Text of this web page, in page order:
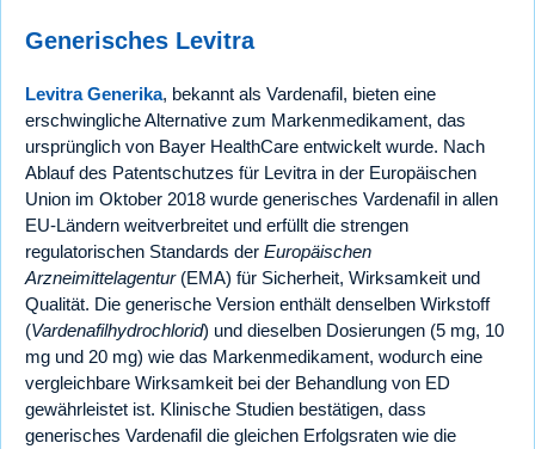
Generisches Levitra
Levitra Generika, bekannt als Vardenafil, bieten eine
erschwingliche Alternative zum Markenmedikament, das
ursprünglich von Bayer HealthCare entwickelt wurde. Nach
Ablauf des Patentschutzes für Levitra in der Europäischen
Union im Oktober 2018 wurde generisches Vardenafil in allen
EU-Ländern weitverbreitet und erfüllt die strengen
regulatorischen Standards der Europäischen
Arzneimittelagentur(EMA) für Sicherheit, Wirksamkeit und
Qualität. Die generische Version enthält denselben Wirkstoff
(Vardenafilhydrochlorid) und dieselben Dosierungen (5 mg, 10
mg und 20 mg) wie das Markenmedikament, wodurch eine
vergleichbare Wirksamkeit bei der Behandlung von ED
gewährleistet ist. Klinische Studien bestätigen, dass
generisches Vardenafil die gleichen Erfolgsraten wie die